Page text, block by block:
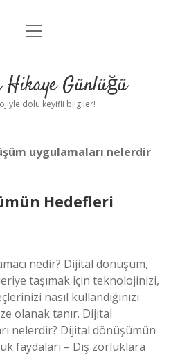
Anasayfa
Yasal Uyarı
menüyü
Hikaye Günlüğü
dolu keyifli bilgiler!
uygulamaları nelerdir
Hedefleri
nedir? Dijital dönüşüm,
taşımak için teknolojinizi,
nasıl kullandığınızı
olanak tanır. Dijital
nelerdir? Dijital dönüşümün
faydaları – Dış zorluklara